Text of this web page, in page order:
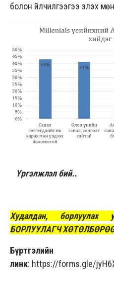
болон үйлчилгээгээ үзүүлэх
Үргэлжлэл бий..
Худалдан,
БОРЛУУЛАГЧ
Бүртгэлийн
линк: https://forms.gle/